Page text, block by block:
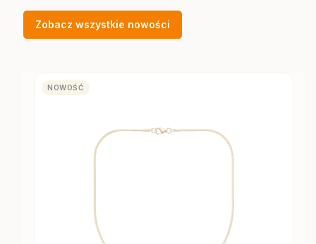
Zobacz wszystkie nowości
NOWOŚĆ